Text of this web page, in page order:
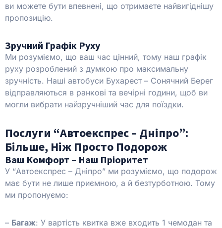
ви можете бути впевнені, що отримаєте найвигіднішу
пропозицію.
Зручний Графік Руху
Ми розуміємо, що ваш час цінний, тому наш графік
руху розроблений з думкою про максимальну
зручність. Наші автобуси Бухарест – Сонячний Берег
відправляються в ранкові та вечірні години, щоб ви
могли вибрати найзручніший час для поїздки.
Послуги “Автоекспрес – Дніпро”:
Більше, Ніж Просто Подорож
Ваш Комфорт – Наш Пріоритет
У “Автоекспрес – Дніпро” ми розуміємо, що подорож
має бути не лише приємною, а й безтурботною. Тому
ми пропонуємо:
– Багаж: У вартість квитка вже входить 1 чемодан та